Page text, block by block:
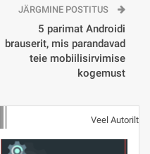
JÄRGMINE POSTITUS
5 parimat Androidi
brauserit, mis parandavad
teie mobiilisirvimise
kogemust
Veel Autorilt